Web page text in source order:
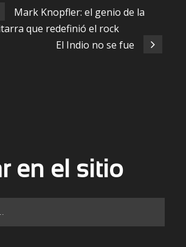
Mark Knopfler: el genio de la
que redefinió el rock
El Indio no se fue
en el sitio